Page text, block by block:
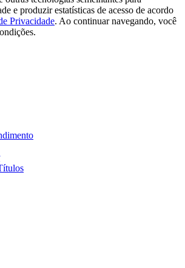
e produzir estatísticas de acesso de acordo
Privacidade. Ao continuar navegando, você